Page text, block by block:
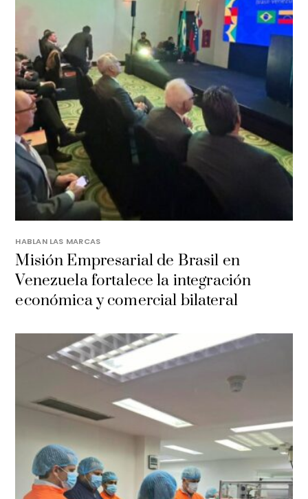
HABLAN LAS MARCAS
Misión Empresarial de Brasil en
Venezuela fortalece la integración
económica y comercial bilateral